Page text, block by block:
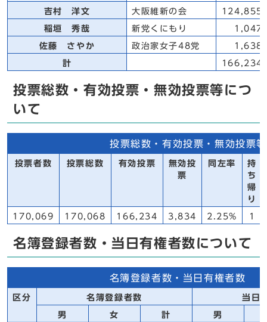
吉村 洋文 大阪維新の会 124,855
稲垣 秀哉 新党くにもり 1,047
佐藤 さやか 政治家女子48党 1,638
計 166,234
投票総数・有効投票・無効投票等につ
いて
投票総数・有効投票・無効投票等
投票者数 投票総数 有効投票
無効投
票
同左率
持
ち
帰
り
170,069 170,068 166,234 3,834 2.25% 1
名簿登録者数・当日有権者数について
名簿登録者数・当日有権者数
区分 名簿登録者数 当日
男 女 計 男